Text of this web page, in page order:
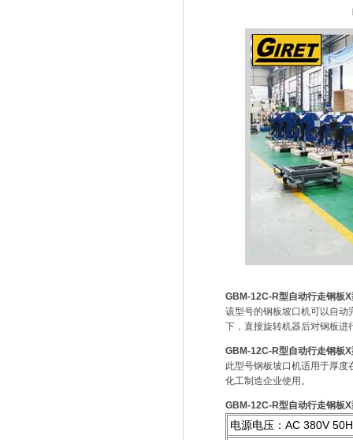
GBM-12C-R型自动行走钢板
该型号的钢板坡口机可以自动
下，直接旋转机器后对钢板进
GBM-12C-R型自动行走钢板
此型号钢板坡口机适用于厚
化工制造企业使用。
GBM-12C-R型自动行走钢板
电源电压：AC 380V